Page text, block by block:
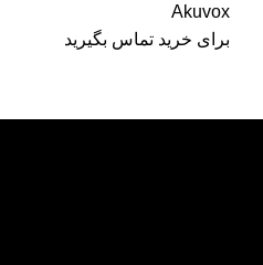
Akuvox
برای خرید تماس بگیرید